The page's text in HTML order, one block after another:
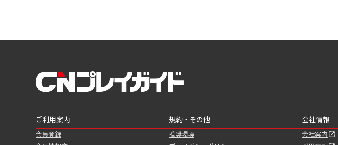
ご利用案内
会員登録
規約・その他
推奨環境
会社情報
会社案内